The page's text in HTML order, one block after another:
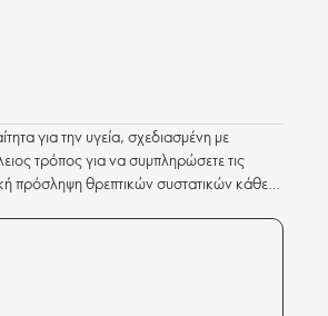
για την υγεία, σχεδιασμένη με
τρόπος για να συμπληρώσετε τις
πρόσληψη θρεπτικών συστατικών κάθε